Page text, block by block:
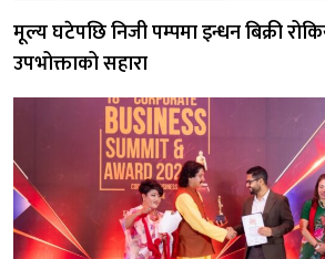
मूल्य घटेपछि निजी पम्पमा इन्धन बिक्री
उपभोक्ताको सहारा